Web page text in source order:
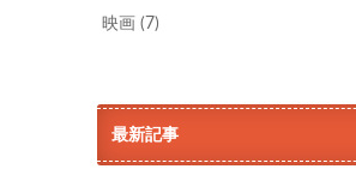
映画(7)
最新記事